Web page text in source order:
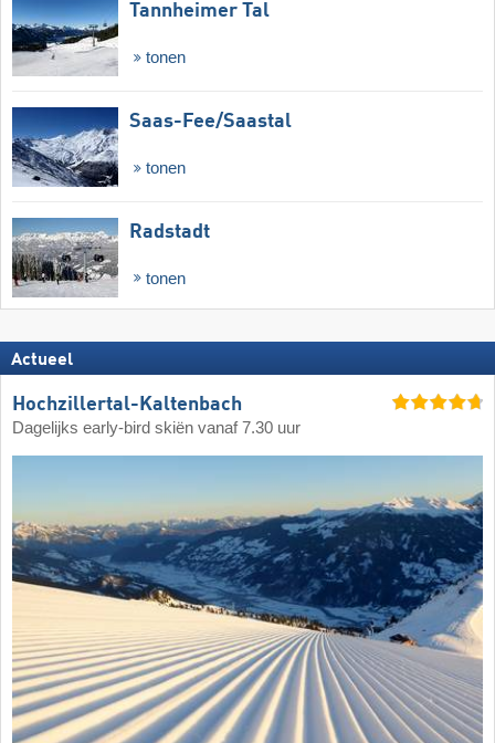
Tannheimer Tal
tonen
Saas-Fee/​Saastal
tonen
Radstadt
tonen
Actueel
Hochzillertal-Kaltenbach
Dagelijks early-bird skiën vanaf 7.30 uur